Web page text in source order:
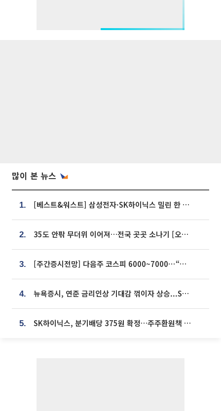
많이 본 뉴스
1. [베스트&워스트] 삼성전자·SK하이닉스 밀린 한 주…상상인증권은 85% 급등
2. 35도 안팎 무더위 이어져…전국 곳곳 소나기 [오늘 날씨]
3. [주간증시전망] 다음주 코스피 6000~7000⋯“外人 수급은 정책이 변수”
4. 뉴욕증시, 연준 금리인상 기대감 꺾이자 상승...S&P500 사상 최고치 [종합]
5. SK하이닉스, 분기배당 375원 확정…주주환원책 9월로 앞당겨 발표